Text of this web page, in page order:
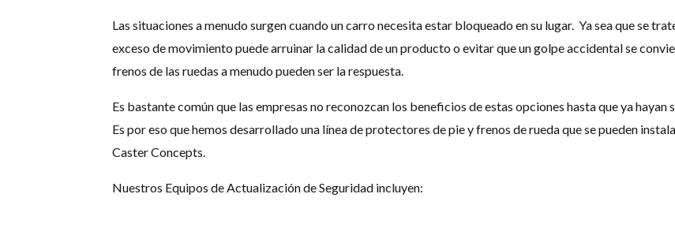
Las situaciones a menudo surgen cuando un carro necesita estar bloqueado en su lugar. Ya sea que se
exceso de movimiento puede arruinar la calidad de un producto o evitar que un golpe accidental se
frenos de las ruedas a menudo pueden ser la respuesta.
Es bastante común que las empresas no reconozcan los beneficios de estas opciones hasta que ya
Es por eso que hemos desarrollado una línea de protectores de pie y frenos de rueda que se pueden
Caster Concepts.
Nuestros Equipos de Actualización de Seguridad incluyen: